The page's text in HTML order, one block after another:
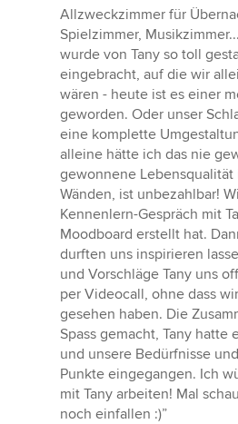
Allzweckzimmer für
Spielzimmer,
wurde von Tany so toll
eingebracht, auf die wir
wären - heute ist es einer
geworden. Oder unser
eine komplette
alleine hätte ich das nie
gewonnene
Wänden, ist unbezahlbar!
Kennenlern-Gespräch mit
Moodboard erstellt hat.
durften uns inspirieren
und Vorschläge Tany uns
per Videocall, ohne dass
gesehen haben. Die
Spass gemacht, Tany hatte
und unsere Bedürfnisse
Punkte eingegangen. Ich
mit Tany arbeiten! Mal
noch einfallen :)”